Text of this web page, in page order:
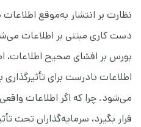
نظارت بر انتشار به‌موقع
دست‌ کاری مبتنی بر اطلاعات
بورس بر افشای صحیح اطلاعات،
اطلاعات نادرست برای
می‌شود. چرا که اگر اطلاعات
قرار بگیرد، سرمایه‌گذاران تحت